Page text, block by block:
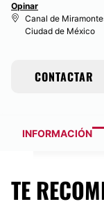
Opinar
Canal de
Ciudad de México
CONTACTAR
INFORMACIÓN
TE